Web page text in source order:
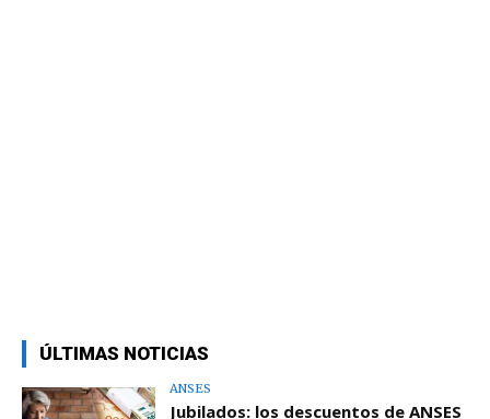
ÚLTIMAS NOTICIAS
ANSES
Jubilados: los descuentos de ANSES